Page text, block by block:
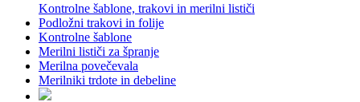
Kontrolne šablone, trakovi in merilni lističi
Podložni trakovi in folije
Kontrolne šablone
Merilni lističi za špranje
Merilna povečevala
Merilniki trdote in debeline